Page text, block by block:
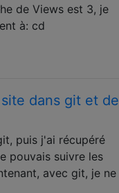
de Views est 3, je
à: cd
dans git et de
puis j'ai récupéré
pouvais suivre les
avec git, je ne